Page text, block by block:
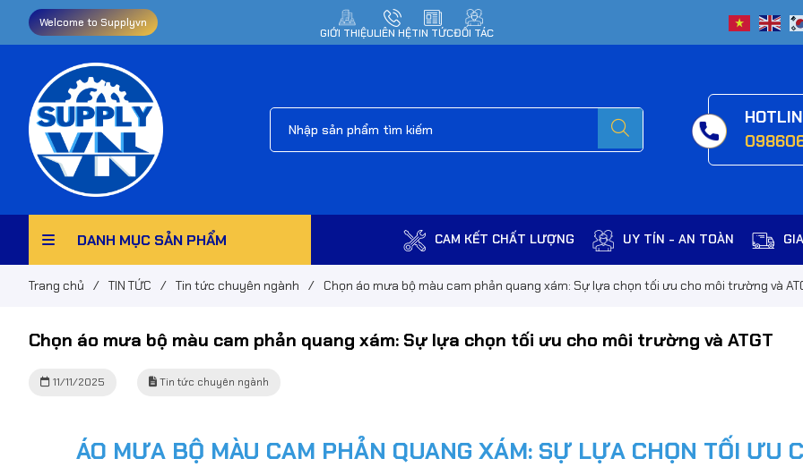
Welcome to Supplyvn
GIỚI THIỆULIÊN HỆTIN TỨCĐỐI TÁC
DANH MỤC SẢN PHẨM CAM KẾT CHẤT LƯỢNG UY TÍN - AN TOÀN
Trang chủ / TIN TỨC / Tin tức chuyên ngành / Chọn áo mưa bộ màu cam phản quang xám: Sự lựa chọn tối ưu cho môi trường và
Chọn áo mưa bộ màu cam phản quang xám: Sự lựa chọn tối ưu cho môi trường và ATGT
11/11/2025 Tin tức chuyên ngành
ÁO MƯA BỘ MÀU CAM PHẢN QUANG XÁM: SỰ LỰA CHỌN TỐI ƯU